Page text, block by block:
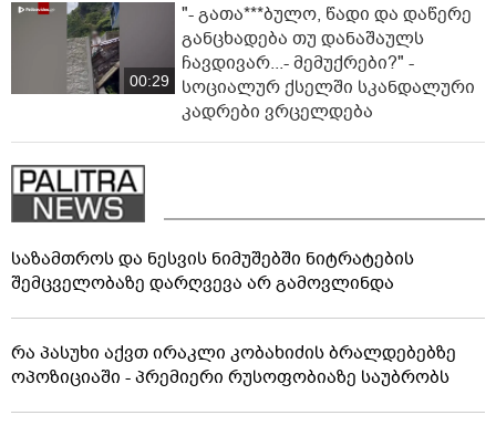
00:29
"- გათა***ბულო, წადი და დაწერე
განცხადება თუ დანაშაულს
ჩავდივარ...- მემუქრები?" -
სოციალურ ქსელში სკანდალური
კადრები ვრცელდება
საზამთროს და ნესვის ნიმუშებში ნიტრატების
შემცველობაზე დარღვევა არ გამოვლინდა
რა პასუხი აქვთ ირაკლი კობახიძის ბრალდებებზე
ოპოზიციაში - პრემიერი რუსოფობიაზე საუბრობს